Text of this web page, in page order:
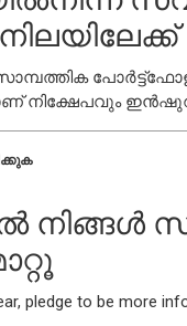
നിക്ഷേപവും
ൽ നിങ്ങൾ
pledge to be more